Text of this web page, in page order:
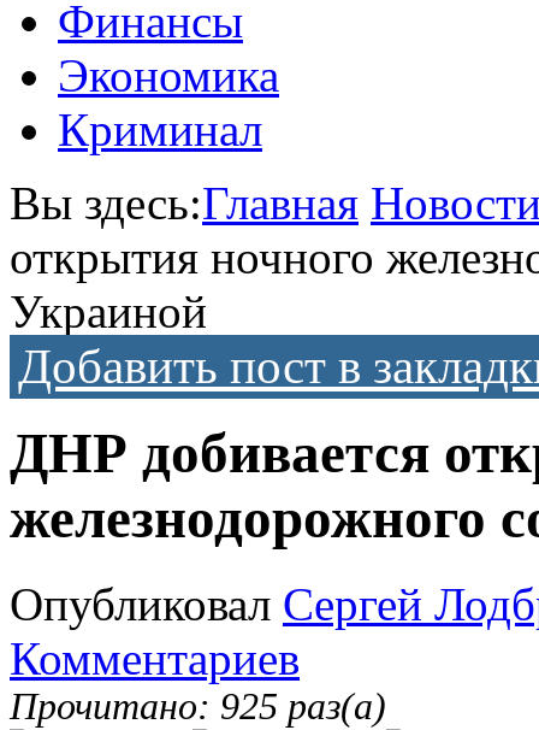
Финансы
Экономика
Криминал
Вы здесь:Главная
открытия ночного
Украиной
Добавить пост в
ДНР добивается
железнодорожного
Опубликовал Сергей
Комментариев
Прочитано: 925 раз(а)